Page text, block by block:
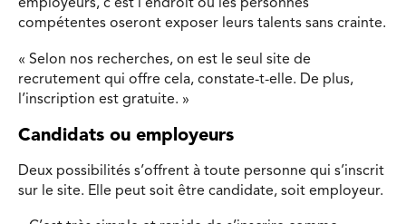
employeurs, c’est l’endroit où les personnes
compétentes oseront exposer leurs talents sans crainte.
« Selon nos recherches, on est le seul site de
recrutement qui offre cela, constate-t-elle. De plus,
l’inscription est gratuite. »
Candidats ou employeurs
Deux possibilités s’offrent à toute personne qui s’inscrit
sur le site. Elle peut soit être candidate, soit employeur.